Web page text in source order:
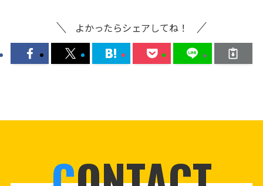
よかったらシェアしてね！